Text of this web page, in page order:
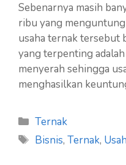
Sebenarnya masih
ribu yang
usaha ternak tersebut
yang terpenting
menyerah sehingga
menghasilkan
Kategori
Ternak
Tag
Bisnis,Ternak,